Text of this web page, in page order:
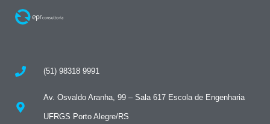
(51) 98318 9991
Av. Osvaldo Aranha, 99 – Sala 617 Escola de Engenharia
UFRGS Porto Alegre/RS